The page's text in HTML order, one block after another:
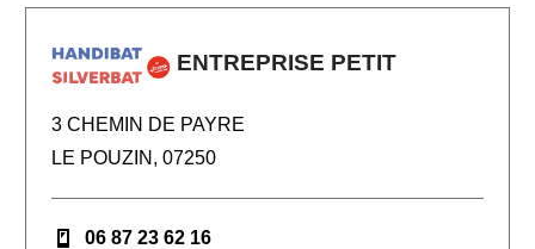
ENTREPRISE PETIT
3 CHEMIN DE PAYRE
LE POUZIN, 07250
06 87 23 62 16